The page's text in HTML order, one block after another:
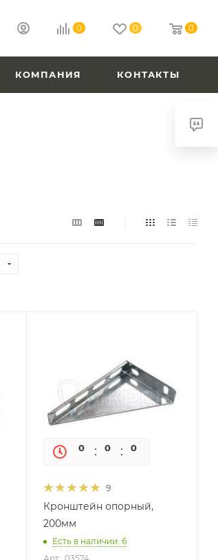
0 0 0
КОМПАНИЯ КОНТАКТЫ
0 0 0
9
Кронштейн опорный,
200мм
Есть в наличии: 6